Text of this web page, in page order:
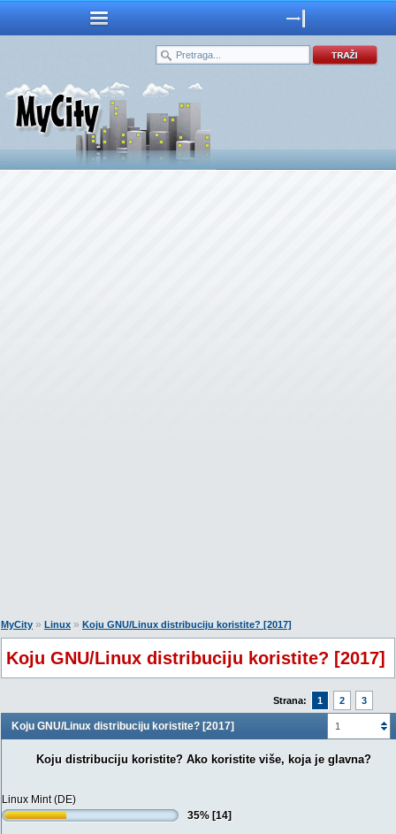
MyCity » Linux » Koju GNU/Linux distribuciju koristite? [2017]
Koju GNU/Linux distribuciju koristite? [2017]
Strana: 1 2 3
1
Koju GNU/Linux distribuciju koristite? [2017]
Koju distribuciju koristite? Ako koristite više, koja je glavna?
Linux Mint (DE)
35% [14]